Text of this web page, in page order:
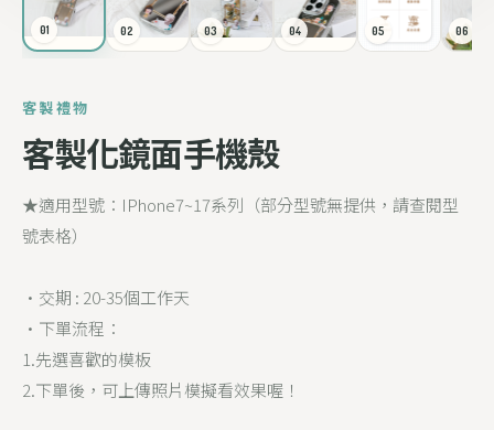
01 02 03 04 05 06
客製禮物
客製化鏡面手機殼
★適用型號：IPhone7~17系列（部分型號無提供，請查閱型
號表格）
•交期 : 20-35個工作天
•下單流程：
1.先選喜歡的模板
2.下單後，可上傳照片模擬看效果喔！